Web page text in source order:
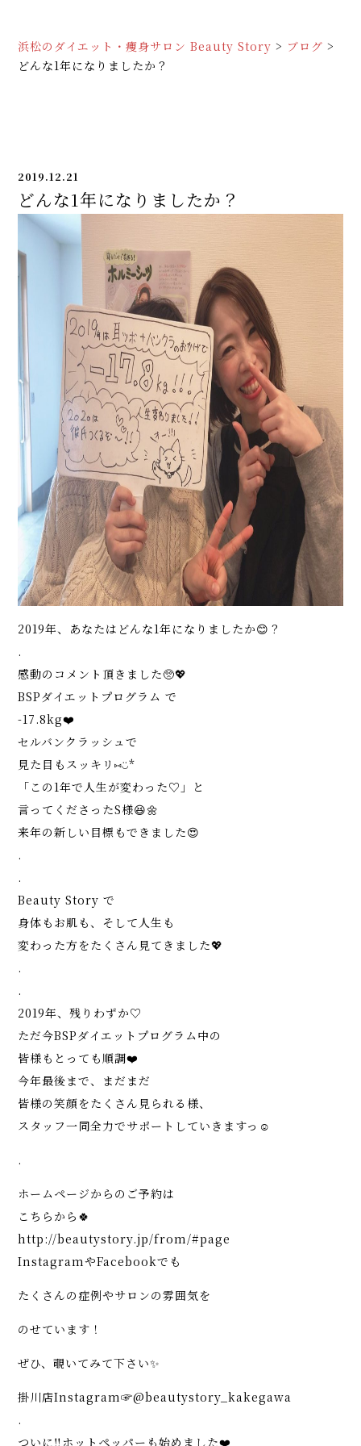
浜松のダイエット・痩身サロン Beauty Story > ブログ >
どんな1年になりましたか？
2019.12.21
どんな1年になりましたか？
2019年、あなたはどんな1年になりましたか😊？
.
感動のコメント頂きました🥺💖
BSPダイエットプログラム で
-17.8kg❤️
セルバンクラッシュで
見た目もスッキリ⑅︎◡̈︎*
「この1年で人生が変わった♡」と
言ってくださったS様😆🌼
来年の新しい目標もできました😍
.
.
Beauty Story で
身体もお肌も、そして人生も
変わった方をたくさん見てきました💖
.
.
2019年、残りわずか♡
ただ今BSPダイエットプログラム中の
皆様もとっても順調❤️
今年最後まで、まだまだ
皆様の笑顔をたくさん見られる様、
スタッフ一同全力でサポートしていきますっ☺︎
.
ホームページからのご予約は
こちらから🍀
http://beautystory.jp/from/#page
InstagramやFacebookでも
たくさんの症例やサロンの雰囲気を
のせています！
ぜひ、覗いてみて下さい✨
掛川店Instagram☞@beautystory_kakegawa
.
ついに‼️ホットペッパーも始めました❤️